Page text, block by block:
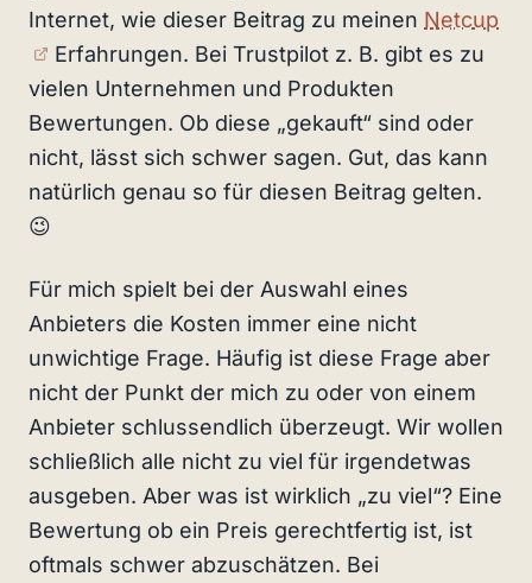
Internet, wie dieser Beitrag zu meinen Netcup
(externer Link)
Erfahrungen. Bei Trustpilot z. B. gibt es zu
vielen Unternehmen und Produkten
Bewertungen. Ob diese „gekauft“ sind oder
nicht, lässt sich schwer sagen. Gut, das kann
natürlich genau so für diesen Beitrag gelten.
😉
Für mich spielt bei der Auswahl eines
Anbieters die Kosten immer eine nicht
unwichtige Frage. Häufig ist diese Frage aber
nicht der Punkt der mich zu oder von einem
Anbieter schlussendlich überzeugt. Wir wollen
schließlich alle nicht zu viel für irgendetwas
ausgeben. Aber was ist wirklich „zu viel“? Eine
Bewertung ob ein Preis gerechtfertig ist, ist
oftmals schwer abzuschätzen. Bei